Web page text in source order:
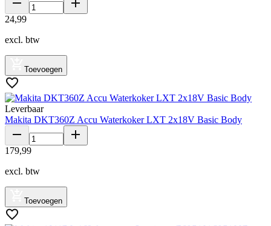
24,99
excl. btw
Toevoegen
Leverbaar
Makita DKT360Z Accu Waterkoker LXT 2x18V Basic Body
179,99
excl. btw
Toevoegen